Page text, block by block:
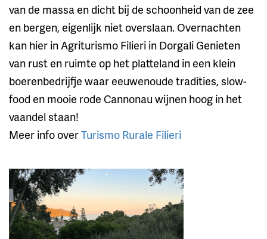
van de massa en dicht bij de schoonheid van de zee
en bergen, eigenlijk niet overslaan. Overnachten
kan hier in Agriturismo Filieri in Dorgali Genieten
van rust en ruimte op het platteland in een klein
boerenbedrijfje waar eeuwenoude tradities, slow-
food en mooie rode Cannonau wijnen hoog in het
vaandel staan!
Meer info overTurismo Rurale Filieri